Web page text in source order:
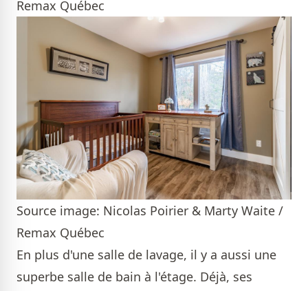
Remax Québec
Source image: Nicolas Poirier & Marty Waite /
Remax Québec
En plus d'une salle de lavage, il y a aussi une
superbe salle de bain à l'étage. Déjà, ses